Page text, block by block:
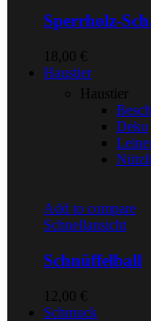
Sperrholz-
18,00 €
Haustier
Haustier
Deko
Add to compare
Schnellansicht
Schnüffelball
12,00 €
Schmuck